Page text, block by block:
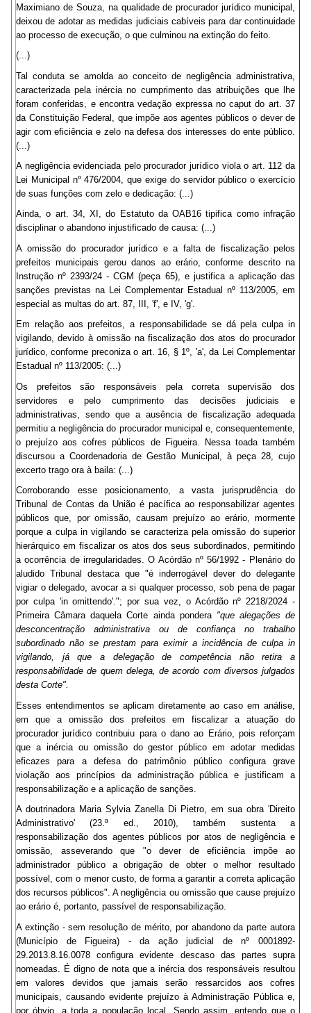
Maximiano de Souza, na qualidade de procurador jurídico municipal,
deixou de adotar as medidas judiciais cabíveis para dar continuidade
ao processo de execução, o que culminou na extinção do feito.
(...)
Tal conduta se amolda ao conceito de negligência administrativa,
caracterizada pela inércia no cumprimento das atribuições que lhe
foram conferidas, e encontra vedação expressa no caput do art. 37
da Constituição Federal, que impõe aos agentes públicos o dever de
agir com eficiência e zelo na defesa dos interesses do ente público.
(...)
A negligência evidenciada pelo procurador jurídico viola o art. 112 da
Lei Municipal nº 476/2004, que exige do servidor público o exercício
de suas funções com zelo e dedicação: (...)
Ainda, o art. 34, XI, do Estatuto da OAB16 tipifica como infração
disciplinar o abandono injustificado de causa: (...)
A omissão do procurador jurídico e a falta de fiscalização pelos
prefeitos municipais gerou danos ao erário, conforme descrito na
Instrução nº 2393/24 - CGM (peça 65), e justifica a aplicação das
sanções previstas na Lei Complementar Estadual nº 113/2005, em
especial as multas do art. 87, III, 'f', e IV, 'g'.
Em relação aos prefeitos, a responsabilidade se dá pela culpa in
vigilando, devido à omissão na fiscalização dos atos do procurador
jurídico, conforme preconiza o art. 16, § 1º, 'a', da Lei Complementar
Estadual nº 113/2005: (...)
Os prefeitos são responsáveis pela correta supervisão dos
servidores e pelo cumprimento das decisões judiciais e
administrativas, sendo que a ausência de fiscalização adequada
permitiu a negligência do procurador municipal e, consequentemente,
o prejuízo aos cofres públicos de Figueira. Nessa toada também
discursou a Coordenadoria de Gestão Municipal, à peça 28, cujo
excerto trago ora à baila: (...)
Corroborando esse posicionamento, a vasta jurisprudência do
Tribunal de Contas da União é pacífica ao responsabilizar agentes
públicos que, por omissão, causam prejuízo ao erário, mormente
porque a culpa in vigilando se caracteriza pela omissão do superior
hierárquico em fiscalizar os atos dos seus subordinados, permitindo
a ocorrência de irregularidades. O Acórdão nº 56/1992 - Plenário do
aludido Tribunal destaca que "é inderrogável dever do delegante
vigiar o delegado, avocar a si qualquer processo, sob pena de pagar
por culpa 'in omittendo'."; por sua vez, o Acórdão nº 2218/2024 -
Primeira Câmara daquela Corte ainda pondera "que alegações de
desconcentração administrativa ou de confiança no trabalho
subordinado não se prestam para eximir a incidência de culpa in
vigilando, já que a delegação de competência não retira a
responsabilidade de quem delega, de acordo com diversos julgados
desta Corte".
Esses entendimentos se aplicam diretamente ao caso em análise,
em que a omissão dos prefeitos em fiscalizar a atuação do
procurador jurídico contribuiu para o dano ao Erário, pois reforçam
que a inércia ou omissão do gestor público em adotar medidas
eficazes para a defesa do patrimônio público configura grave
violação aos princípios da administração pública e justificam a
responsabilização e a aplicação de sanções.
A doutrinadora Maria Sylvia Zanella Di Pietro, em sua obra 'Direito
Administrativo' (23.ª ed., 2010), também sustenta a
responsabilização dos agentes públicos por atos de negligência e
omissão, asseverando que "o dever de eficiência impõe ao
administrador público a obrigação de obter o melhor resultado
possível, com o menor custo, de forma a garantir a correta aplicação
dos recursos públicos". A negligência ou omissão que cause prejuízo
ao erário é, portanto, passível de responsabilização.
A extinção - sem resolução de mérito, por abandono da parte autora
(Município de Figueira) - da ação judicial de nº 0001892-
29.2013.8.16.0078 configura evidente descaso das partes supra
nomeadas. É digno de nota que a inércia dos responsáveis resultou
em valores devidos que jamais serão ressarcidos aos cofres
municipais, causando evidente prejuízo à Administração Pública e,
por óbvio, a toda a população local. Sendo assim, entendo que o